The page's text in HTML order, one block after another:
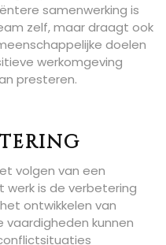
samenwerking is
zelf, maar draagt ook
doelen
werkomgeving
presteren.
volgen van een
is de verbetering
ontwikkelen van
kunnen